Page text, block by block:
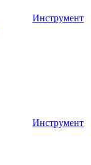
Инструмент
Инструмент